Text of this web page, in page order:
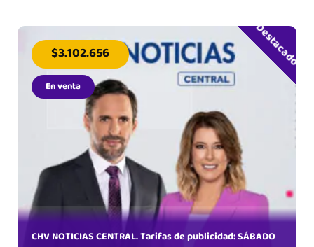
Destacado
$3.102.656
En venta
CHV NOTICIAS CENTRAL. Tarifas de publicidad: SÁBADO